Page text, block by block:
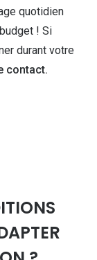
quotidien
! Si
durant votre
contact.